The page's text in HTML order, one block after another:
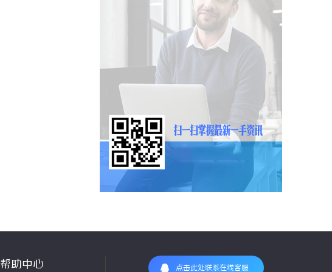
帮助中心 点击此处联系在线客服